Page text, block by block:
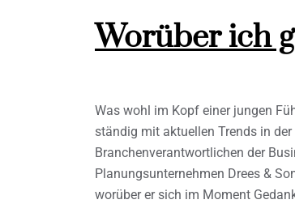
Worüber ich
Was wohl im Kopf einer jungen
ständig mit aktuellen Trends in
Branchenverantwortlichen der
Planungsunternehmen Drees &
worüber er sich im Moment